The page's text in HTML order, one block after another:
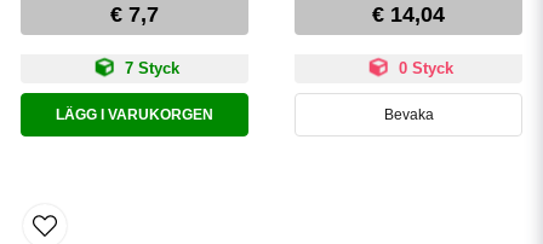
€ 7,7
7 Styck
LÄGG I VARUKORGEN
€ 14,04
0 Styck
Bevaka